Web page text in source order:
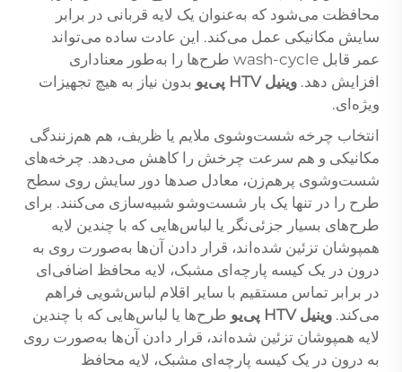
محافظت می‌شود که به‌عنوان یک لایه قربانی در برابر
سایش مکانیکی عمل می‌کند. این عادت ساده می‌تواند
عمر قابل‌ wash-cycle طرح‌ها را به‌طور معناداری
افزایش دهد. وینیل HTV پی‌یو
بدون نیاز به هیچ تجهیزات
ویژه‌ای.
انتخاب چرخه شست‌و‌شوی ملایم یا ظریف، هم هم‌زنندگی
مکانیکی و هم سرعت چرخش را کاهش می‌دهد. چرخه‌های
شست‌و‌شوی پرهم‌زن، معادل صدها دور سایش روی سطح
طرح را در تنها یک بار شست‌و‌شو شبیه‌سازی می‌کنند. برای
طرح‌های بسیار جزئی‌نگر یا لباس‌هایی که با چندین لایه
همپوشان تزئین شده‌اند، قرار دادن آن‌ها به‌صورت روی به
درون در یک کیسه پارچه‌ای مشبک، لایه محافظ اضافی‌ای
در برابر تماس مستقیم با سایر اقلام لباس‌شویی فراهم
می‌کند. وینیل HTV پی‌یو
طرح‌ها یا لباس‌هایی که با چندین
لایه همپوشان تزئین شده‌اند، قرار دادن آن‌ها به‌صورت روی
به درون در یک کیسه پارچه‌ای مشبک، لایه محافظ